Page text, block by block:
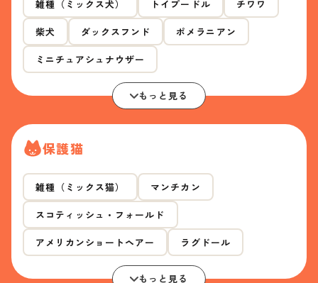
雑種（ミックス犬） トイプードル チワワ
柴犬 ダックスフンド ポメラニアン
ミニチュアシュナウザー
もっと見る
保護猫
雑種（ミックス猫） マンチカン
スコティッシュ・フォールド
アメリカンショートヘアー ラグドール
もっと見る